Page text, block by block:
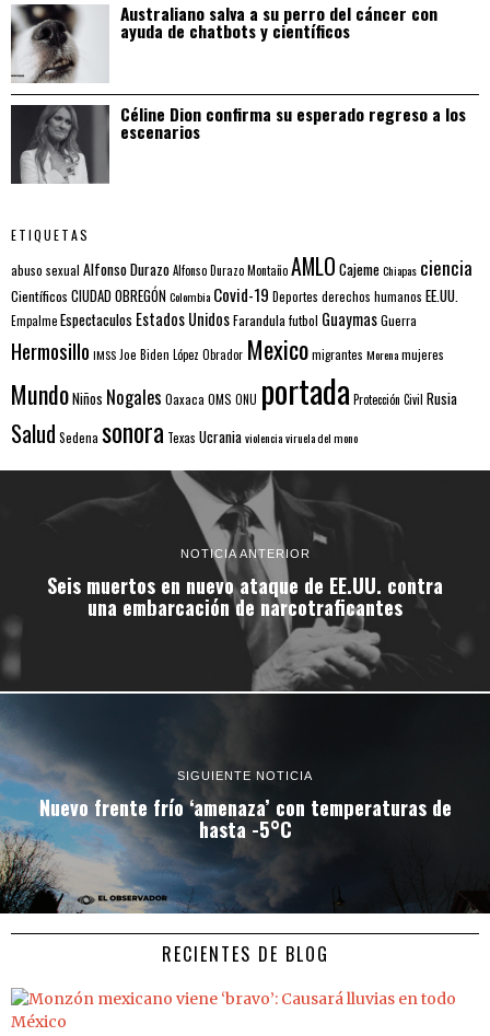
Australiano salva a su perro del cáncer con
ayuda de chatbots y científicos
Céline Dion confirma su esperado regreso a los
escenarios
ETIQUETAS
abuso sexual Alfonso DurazoAlfonso Durazo MontañoAMLO CajemeChiapas ciencia
Científicos CIUDAD OBREGÓNColombia Covid-19 Deportes derechos humanos EE.UU.
EmpalmeEspectaculos Estados UnidosFarandulafutbol GuaymasGuerra
Hermosillo IMSSJoe Biden López Obrador Mexicomigrantes Morenamujeres
MundoNiños Nogales Oaxaca OMS ONU portada Protección Civil Rusia
Salud Sedena sonora Texas Ucraniaviolenciaviruela del mono
NOTICIA ANTERIOR
Seis muertos en nuevo ataque de EE.UU. contra
una embarcación de narcotraficantes
SIGUIENTE NOTICIA
Nuevo frente frío ‘amenaza’ con temperaturas de
hasta -5°C
RECIENTES DE BLOG